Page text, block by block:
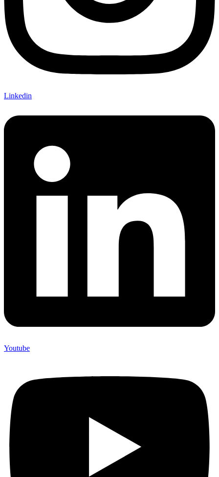
Linkedin
Youtube